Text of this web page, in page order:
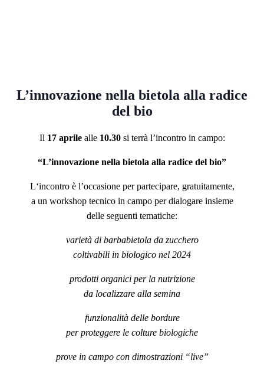
L’innovazione nella bietola alla radice
del bio
Il 17 aprilealle 10.30si terrà l’incontro in campo:
“L’innovazione nella bietola alla radice del bio”
L‘incontro è l’occasione per partecipare, gratuitamente,
a un workshop tecnico in campo per dialogare insieme
delle seguenti tematiche:
varietà di barbabietola da zucchero
coltivabili in biologico nel 2024
prodotti organici per la nutrizione
da localizzare alla semina
funzionalità delle bordure
per proteggere le colture biologiche
prove in campo con dimostrazioni “live”